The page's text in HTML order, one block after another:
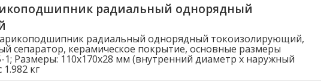
радиальный однорядный
радиальный однорядный токоизолирующий,
сепаратор, керамическое покрытие, основные размеры
1; Размеры: 110x170x28 мм (внутренний диаметр x наружный
кг